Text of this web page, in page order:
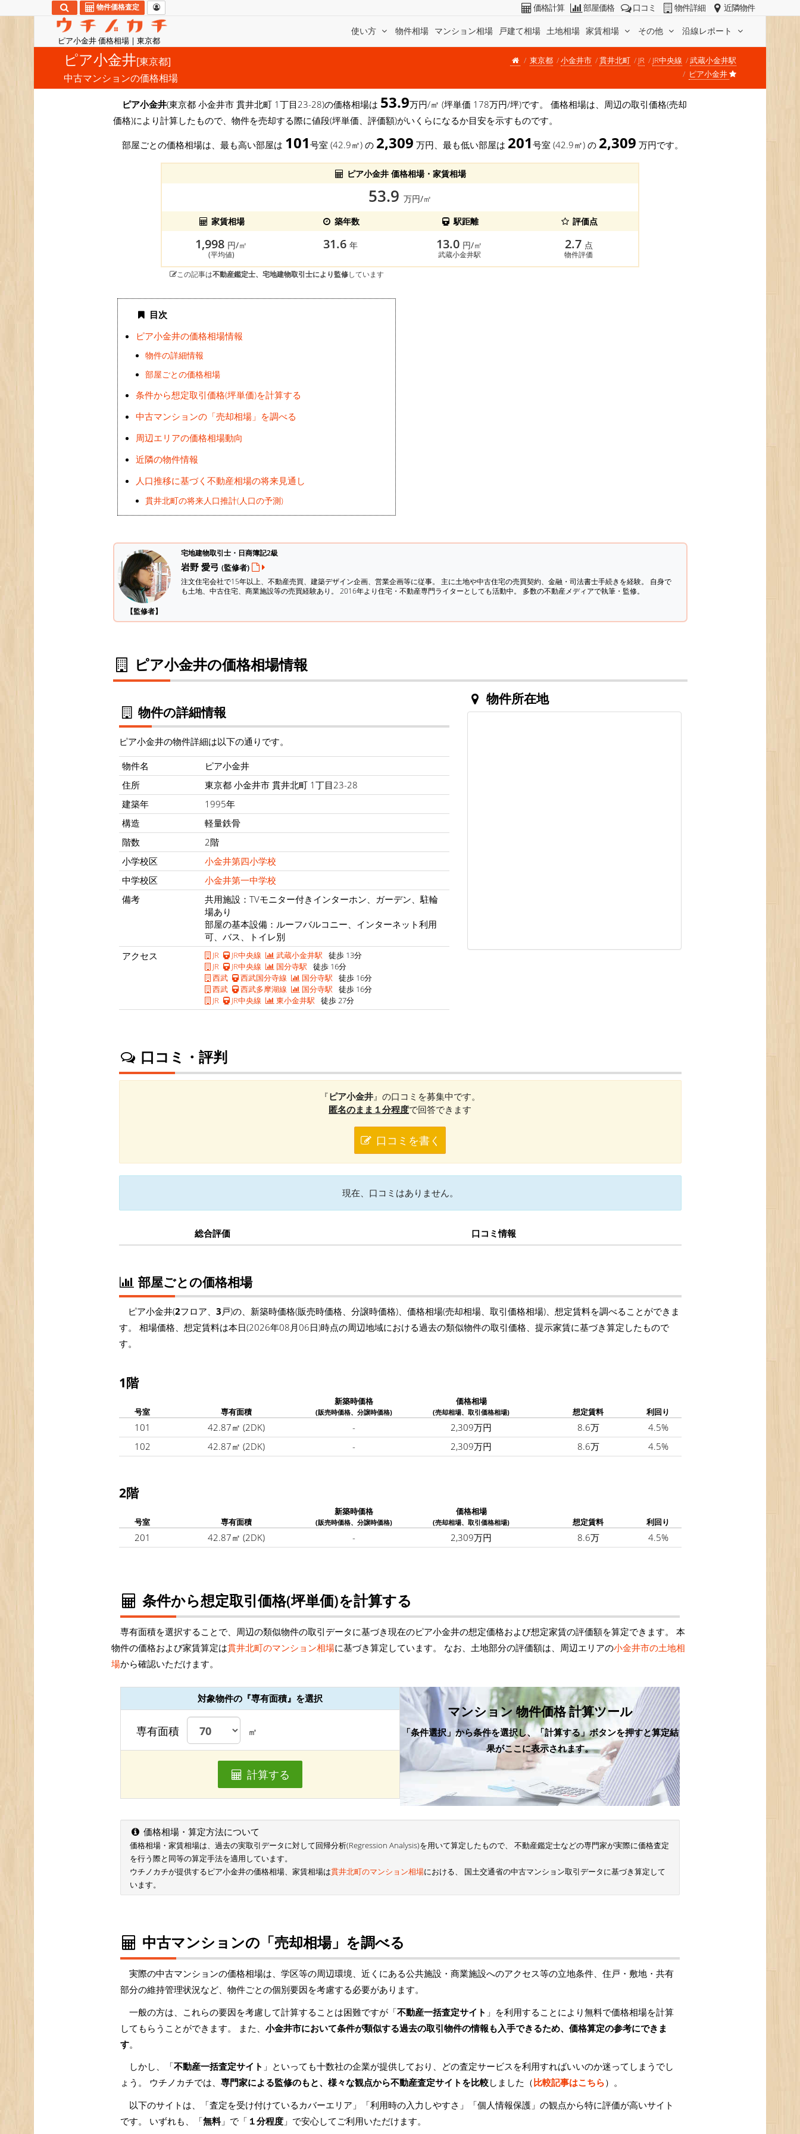
ピア小金井 価格相場 | 東京都
使い方 物件相場 マンション相場 戸建て相場 土地相場 家賃相場 その他 沿線レポート
物件価格査定 価格計算 部屋価格 口コミ 物件詳細 近隣物件
ピア小金井[東京都]
中古マンションの価格相場
東京都 小金井市 貫井北町 JR JR中央線
武蔵小金井駅
ピア小金井
ピア小金井(東京都 小金井市 貫井北町 1丁目23-28)の価格相場は 53.9万円/㎡ (坪単価 178万円/坪)です。 価格相場は、周辺の取引価格(売却
価格)により計算したもので、物件を売却する際に値段(坪単価、評価額)がいくらになるか目安を示すものです。
部屋ごとの価格相場は、最も高い部屋は 101 号室 (42.9㎡) の 2,309 万円、最も低い部屋は 201 号室 (42.9㎡) の 2,309 万円です。
ピア小金井 価格相場・家賃相場
53.9 万円/㎡
家賃相場
築年数 駅距離 評価点
1,998 円/㎡
(平均値)
31.6 年 13.0 円/㎡
武蔵小金井駅
2.7 点
物件評価
この記事は不動産鑑定士、宅地建物取引士により監修しています
目次
ピア小金井の価格相場情報
物件の詳細情報
部屋ごとの価格相場
条件から想定取引価格(坪単価)を計算する
中古マンションの「売却相場」を調べる
周辺エリアの価格相場動向
近隣の物件情報
人口推移に基づく不動産相場の将来見通し
貫井北町の将来人口推計(人口の予測)
【監修者】
宅地建物取引士・日商簿記2級
岩野 愛弓 (監修者)
注文住宅会社で15年以上、不動産売買、建築デザイン企画、営業企画等に従事。 主に土地や中古住宅の売買契約、金融・司法書士手続きを経験。 自身で
も土地、中古住宅、商業施設等の売買経験あり。 2016年より住宅・不動産専門ライターとしても活動中。 多数の不動産メディアで執筆・監修。
ピア小金井の価格相場情報
物件の詳細情報
ピア小金井の物件詳細は以下の通りです。
物件名
ピア小金井
住所
東京都 小金井市 貫井北町 1丁目23-28
建築年
1995年
構造
軽量鉄骨
階数
2階
小学校区
小金井第四小学校
中学校区
小金井第一中学校
備考
共用施設：TVモニター付きインターホン、ガーデン、駐輪
場あり
部屋の基本設備：ルーフバルコニー、インターネット利用
可、バス、トイレ別
アクセス
JR JR中央線 武蔵小金井駅 徒歩 13分
JR
JR中央線 国分寺駅 徒歩 16分
西武
西武国分寺線 国分寺駅 徒歩 16分
西武
西武多摩湖線 国分寺駅 徒歩 16分
JR
JR中央線 東小金井駅 徒歩 27分
物件所在地
口コミ・評判
『ピア小金井 』の口コミを募集中です。
匿名のまま１分程度で回答できます
口コミを書く
現在、口コミはありません。
総合評価 口コミ情報
部屋ごとの価格相場
ピア小金井(2フロア、 3戸)の、新築時価格(販売時価格、分譲時価格)、価格相場(売却相場、取引価格相場)、想定賃料を調べることができま
す。 相場価格、想定賃料は本日(2026年08月06日)時点の周辺地域における過去の類似物件の取引価格、提示家賃に基づき算定したもので
す。
1階
号室 専有面積
新築時価格
(販売時価格、分譲時価格)
価格相場
(売却相場、取引価格相場) 想定賃料 利回り
101 42.87㎡ (2DK) - 2,309万円 8.6万
4.5%
102
42.87㎡ (2DK) - 2,309万円 8.6万 4.5%
2階
号室 専有面積
新築時価格
(販売時価格、分譲時価格)
価格相場
(売却相場、取引価格相場) 想定賃料 利回り
201 42.87㎡ (2DK) - 2,309万円 8.6万 4.5%
条件から想定取引価格(坪単価)を計算する
専有面積を選択することで、周辺の類似物件の取引データに基づき現在のピア小金井の想定価格および想定家賃の評価額を算定できます。 本
物件の価格および家賃算定は貫井北町のマンション相場に基づき算定しています。 なお、土地部分の評価額は、周辺エリアの小金井市の土地相
場から確認いただけます。
対象物件の『専有面積』を選択
専有面積 ㎡
計算する
マンション 物件価格 計算ツール
「条件選択」から条件を選択し、「計算する」ボタンを押すと算定結
果がここに表示されます。
価格相場・算定方法について
価格相場・家賃相場は、過去の実取引データに対して回帰分析(Regression Analysis)を用いて算定したもので、 不動産鑑定士などの専門家が実際に価格査定
を行う際と同等の算定手法を適用しています。
ウチノカチが提供するピア小金井の価格相場、家賃相場は貫井北町のマンション相場における、 国土交通省の中古マンション取引データに基づき算定して
います。
中古マンションの「売却相場」を調べる
実際の中古マンションの価格相場は、学区等の周辺環境、近くにある公共施設・商業施設へのアクセス等の立地条件、住戸・敷地・共有
部分の維持管理状況など、物件ごとの個別要因を考慮する必要があります。
一般の方は、これらの要因を考慮して計算することは困難ですが「不動産一括査定サイト 」を利用することにより無料で価格相場を計算
してもらうことができます。 また、 小金井市において条件が類似する過去の取引物件の情報も入手できるため、価格算定の参考にできま
す。
しかし、「不動産一括査定サイト 」といっても十数社の企業が提供しており、どの査定サービスを利用すればいいのか迷ってしまうでし
ょう。 ウチノカチでは、 専門家による監修のもと、様々な観点から不動産査定サイトを比較しました（比較記事はこちら）。
以下のサイトは、「査定を受け付けているカバーエリア」「利用時の入力しやすさ」「個人情報保護」の観点から特に評価が高いサイト
です。 いずれも、「無料」で「 １分程度 」で安心してご利用いただけます。